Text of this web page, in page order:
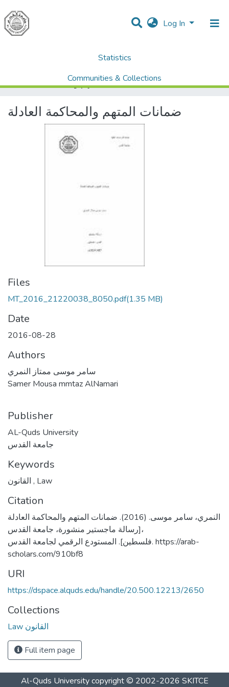
Log In
Statistics
Communities & Collections
ضمانات المتهم والمحاكمة العادلة
ضمانات المتهم والمحاكمة العادلة
Files
MT_2016_21220038_8050.pdf(1.35 MB)
Date
2016-08-28
Authors
سامر موسى ممتاز النمري
Samer Mousa mmtaz AlNamari
Publisher
AL-Quds University
جامعة القدس
Keywords
, Law
Citation
النمري، سامر موسى. (2016). ضمانات المتهم والمحاكمة العادلة
[رسالة ماجستير منشورة، جامعة القدس،
فلسطين]. المستودع الرقمي لجامعة القدس. https://arab-
scholars.com/910bf8
URI
https://dspace.alquds.edu/handle/20.500.12213/2650
Collections
Law القانون
Full item page
Al-Quds Universitycopyright © 2002-2026 SKITCE